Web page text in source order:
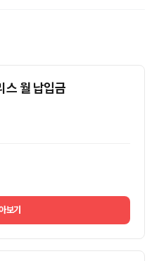
스 월 납입금
보기